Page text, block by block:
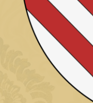
Objave